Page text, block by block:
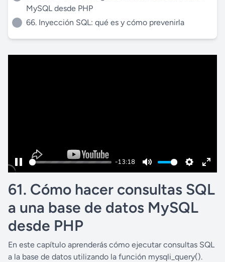
P
a
s
e
-13:18
M
u
t
e
S
e
t
t
n
g
E
n
f
61. Cómo hacer consultas SQL
a una base de datos MySQL
desde PHP
En este capítulo aprenderás cómo ejecutar consultas SQL
a la base de datos utilizando la función mysqli_query().
MySQL desde PHP
66. Inyección SQL: qué es y cómo prevenirla